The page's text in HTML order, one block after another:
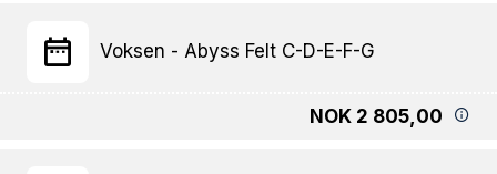
Voksen - Abyss Felt C-D-E-F-G
NOK 2 805,00